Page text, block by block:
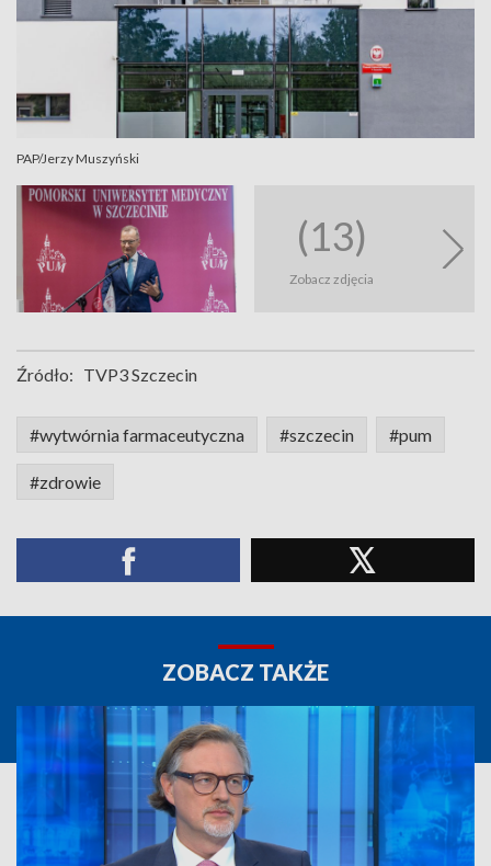
PAP/Jerzy Muszyński
(13)
Zobacz zdjęcia
Źródło: TVP3 Szczecin
#wytwórnia farmaceutyczna #szczecin #pum
#zdrowie
ZOBACZ TAKŻE